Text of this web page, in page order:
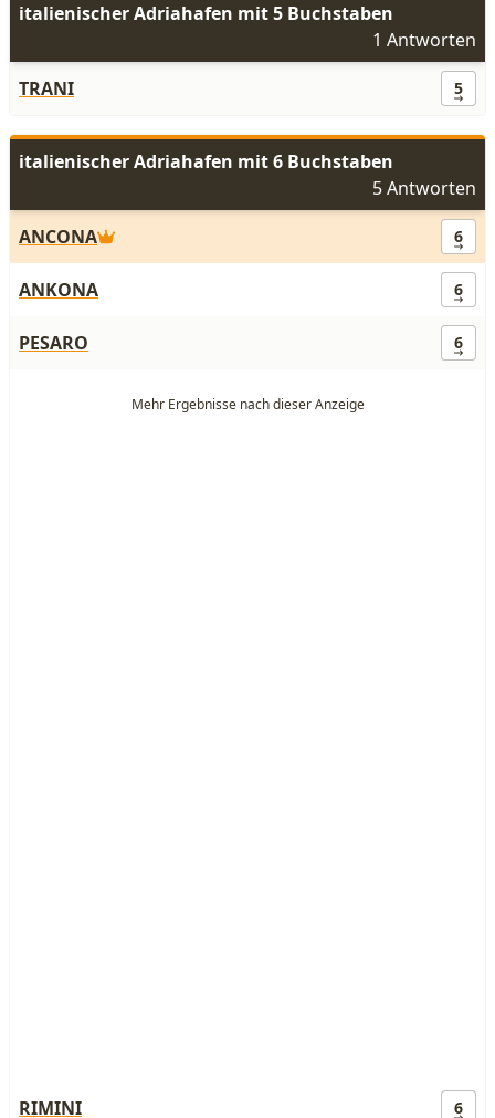
italienischer Adriahafen mit 5 Buchstaben
1 Antworten
TRANI
5
italienischer Adriahafen mit 6 Buchstaben
5 Antworten
ANCONA
6
ANKONA 6
PESARO 6
RIMINI 6